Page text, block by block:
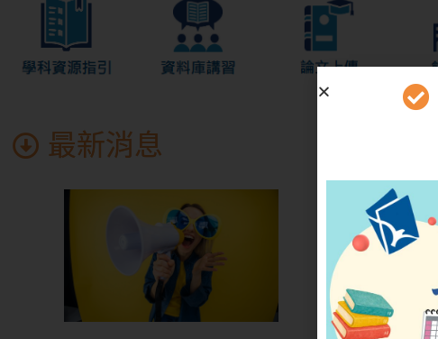
最新消息